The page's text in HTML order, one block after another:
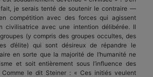
je serais tenté de soutenir le contraire —
compétition avec des forces qui agissent
civilisatrice avec une intention délibérée. Il
(y compris des groupes occultes, des
d’élite) qui sont désireux de répandre le
en sorte que la majorité de l’humanité ne
et soit entièrement sous l’influence des
Comme le dit Steiner : « Ces initiés veulent